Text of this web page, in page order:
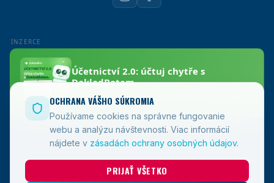
OCHRANA VÁŠHO SÚKROMIA
Používame cookies na správne fungovanie
webu a analýzu návštevnosti. Viac informácií
nájdete v zásadách ochrany osobných údajov.
PRIJAŤ VŠETKO